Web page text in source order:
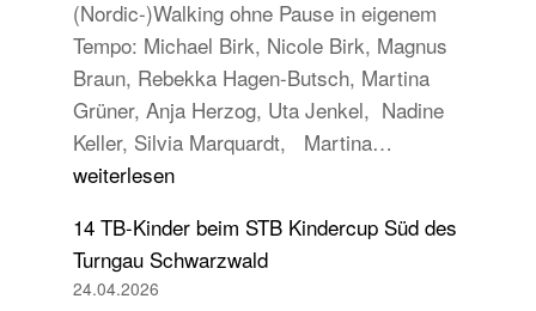
(Nordic-)Walking ohne Pause in eigenem
Tempo: Michael Birk, Nicole Birk, Magnus
Braun, Rebekka Hagen-Butsch, Martina
Grüner, Anja Herzog, Uta Jenkel, Nadine
Keller, Silvia Marquardt, Martina…
Laufabzeichen
weiterlesen
14 TB-Kinder beim STB Kindercup Süd des
Turngau Schwarzwald
24.04.2026